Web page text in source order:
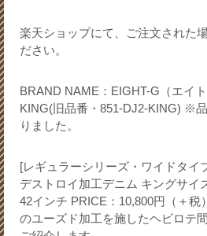
楽天ショップにて、ご注文された
ださい。
BRAND NAME：EIGHT-G（エイ
KING(旧品番・851-DJ2-KING) ※
りました。
[レギュラーシリーズ・ワイドタイ
デストロイ加工デニム キングサイ
42インチ PRICE：10,800円（＋税
のユーズド加工を施したヘビロテ